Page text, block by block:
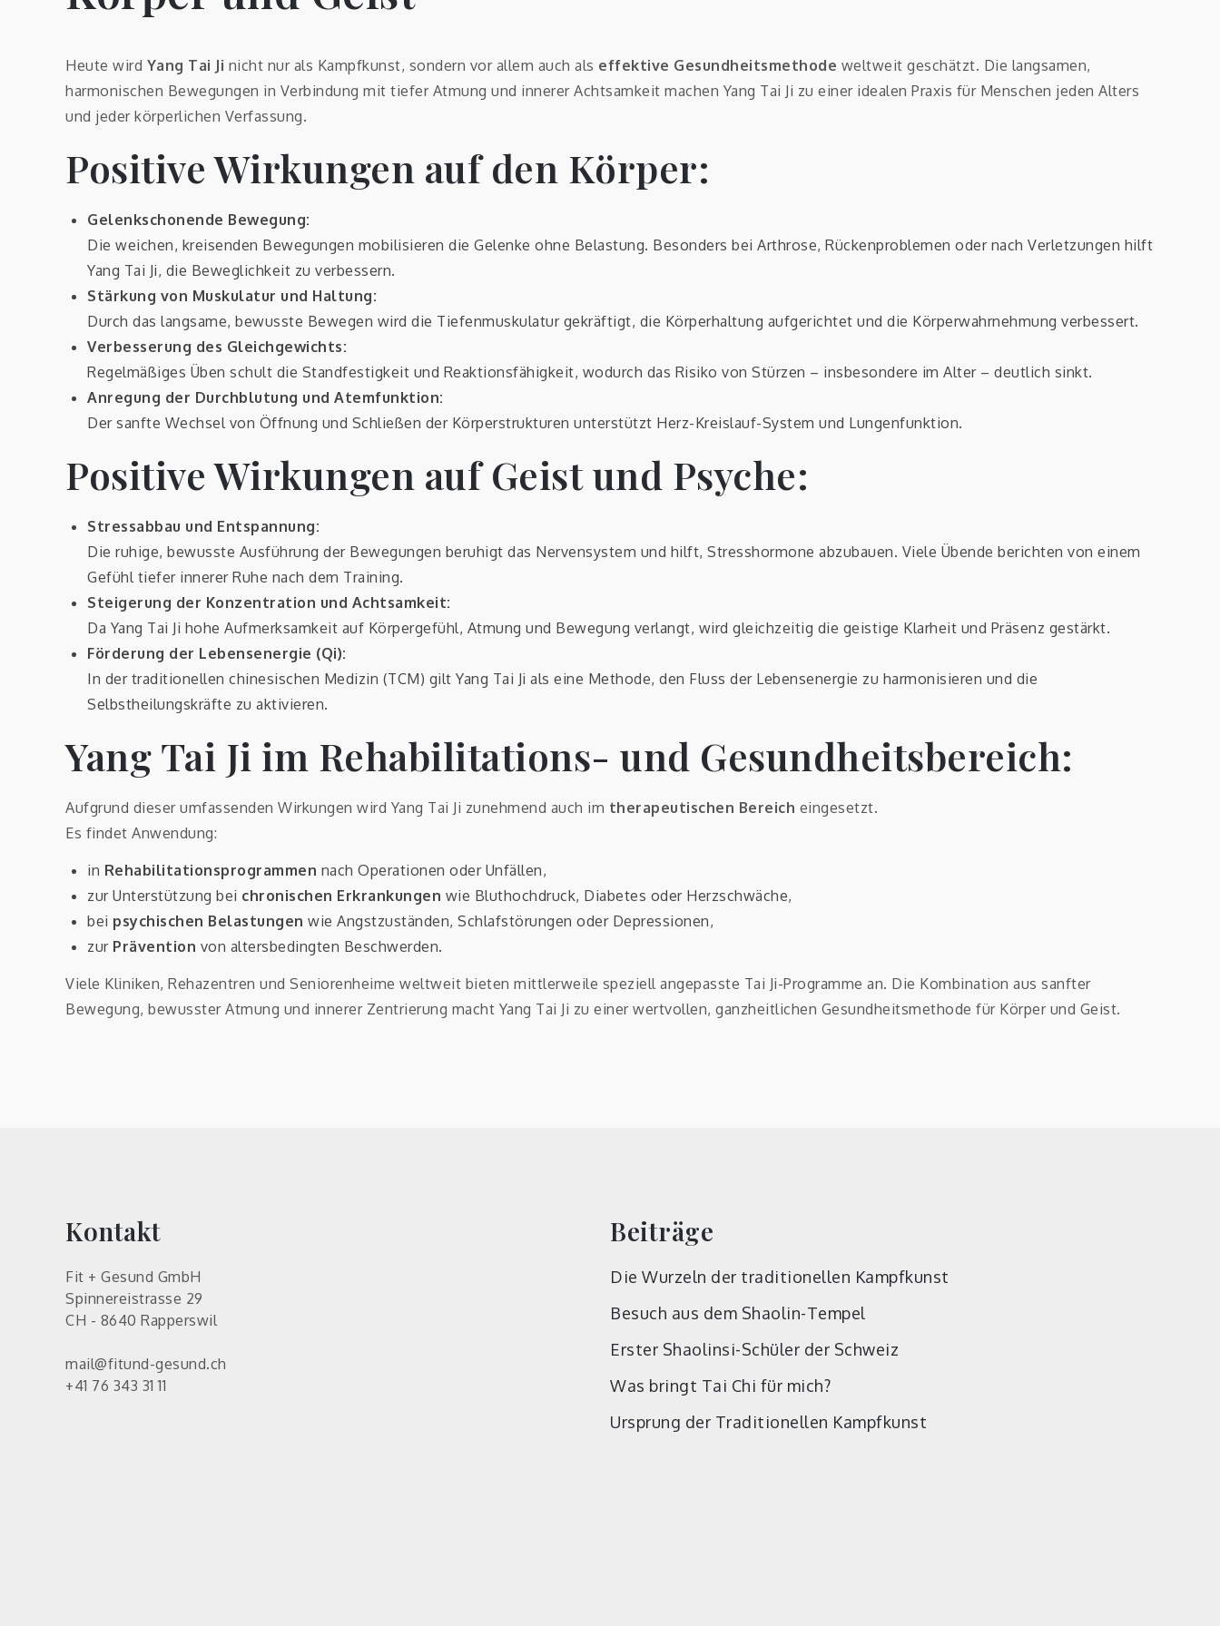
Heute wird Yang Tai Ji nicht nur als Kampfkunst, sondern vor allem auch als effektive Gesundheitsmethode weltweit geschätzt. Die langsamen,
harmonischen Bewegungen in Verbindung mit tiefer Atmung und innerer Achtsamkeit machen Yang Tai Ji zu einer idealen Praxis für Menschen jeden Alters
und jeder körperlichen Verfassung.
Positive Wirkungen auf den Körper:
Gelenkschonende Bewegung:
Die weichen, kreisenden Bewegungen mobilisieren die Gelenke ohne Belastung. Besonders bei Arthrose, Rückenproblemen oder nach Verletzungen hilft
Yang Tai Ji, die Beweglichkeit zu verbessern.
Stärkung von Muskulatur und Haltung:
Durch das langsame, bewusste Bewegen wird die Tiefenmuskulatur gekräftigt, die Körperhaltung aufgerichtet und die Körperwahrnehmung verbessert.
Verbesserung des Gleichgewichts:
Regelmäßiges Üben schult die Standfestigkeit und Reaktionsfähigkeit, wodurch das Risiko von Stürzen – insbesondere im Alter – deutlich sinkt.
Anregung der Durchblutung und Atemfunktion:
Der sanfte Wechsel von Öffnung und Schließen der Körperstrukturen unterstützt Herz-Kreislauf-System und Lungenfunktion.
Positive Wirkungen auf Geist und Psyche:
Stressabbau und Entspannung:
Die ruhige, bewusste Ausführung der Bewegungen beruhigt das Nervensystem und hilft, Stresshormone abzubauen. Viele Übende berichten von einem
Gefühl tiefer innerer Ruhe nach dem Training.
Steigerung der Konzentration und Achtsamkeit:
Da Yang Tai Ji hohe Aufmerksamkeit auf Körpergefühl, Atmung und Bewegung verlangt, wird gleichzeitig die geistige Klarheit und Präsenz gestärkt.
Förderung der Lebensenergie (Qi):
In der traditionellen chinesischen Medizin (TCM) gilt Yang Tai Ji als eine Methode, den Fluss der Lebensenergie zu harmonisieren und die
Selbstheilungskräfte zu aktivieren.
Yang Tai Ji im Rehabilitations- und Gesundheitsbereich:
Aufgrund dieser umfassenden Wirkungen wird Yang Tai Ji zunehmend auch im therapeutischen Bereich eingesetzt.
Es findet Anwendung:
in Rehabilitationsprogrammen nach Operationen oder Unfällen,
zur Unterstützung bei chronischen Erkrankungen wie Bluthochdruck, Diabetes oder Herzschwäche,
bei psychischen Belastungen wie Angstzuständen, Schlafstörungen oder Depressionen,
zur Prävention von altersbedingten Beschwerden.
Viele Kliniken, Rehazentren und Seniorenheime weltweit bieten mittlerweile speziell angepasste Tai Ji-Programme an. Die Kombination aus sanfter
Bewegung, bewusster Atmung und innerer Zentrierung macht Yang Tai Ji zu einer wertvollen, ganzheitlichen Gesundheitsmethode für Körper und Geist.
Kontakt
Fit + Gesund GmbH
Spinnereistrasse 29
CH - 8640 Rapperswil
mail@fitund-gesund.ch
+41 76 343 31 11
Beiträge
Die Wurzeln der traditionellen Kampfkunst
Besuch aus dem Shaolin-Tempel
Erster Shaolinsi-Schüler der Schweiz
Was bringt Tai Chi für mich?
Ursprung der Traditionellen Kampfkunst